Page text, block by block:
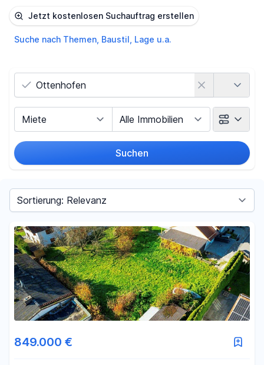
Jetzt kostenlosen Suchauftrag erstellen
Suche nach Themen, Baustil, Lage u.a.
Suchen
- €
Filter für Preis zurücksetzen
Sortieren nach
849.000 €